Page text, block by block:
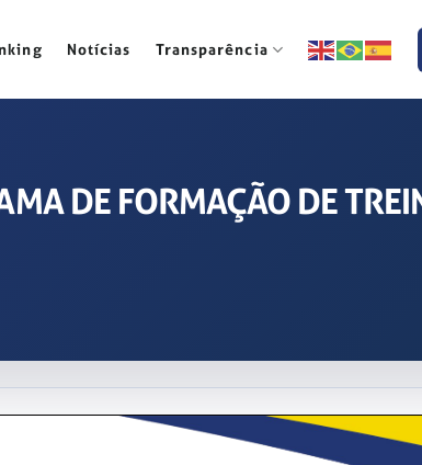
Notícias Transparência
DE FORMAÇÃO DE